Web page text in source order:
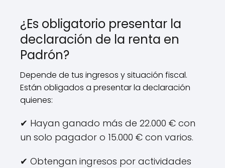
¿Es obligatorio presentar la
declaración de la renta en
Padrón?
Depende de tus ingresos y situación fiscal.
Están obligados a presentar la declaración
quienes:
✔ Hayan ganado más de 22.000 € con
un solo pagador o 15.000 € con varios.
✔ Obtengan ingresos por actividades